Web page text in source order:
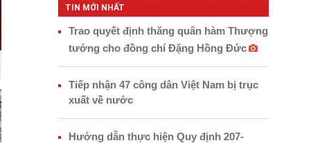
TIN MỚI NHẤT
Trao quyết định thăng quân hàm Thượng
tướng cho đồng chí Đặng Hồng Đức
Tiếp nhận 47 công dân Việt Nam bị trục
xuất về nước
Hướng dẫn thực hiện Quy định 207-